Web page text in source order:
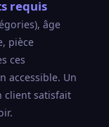
requis
âge
pièce
ces
accessible. Un
client satisfait